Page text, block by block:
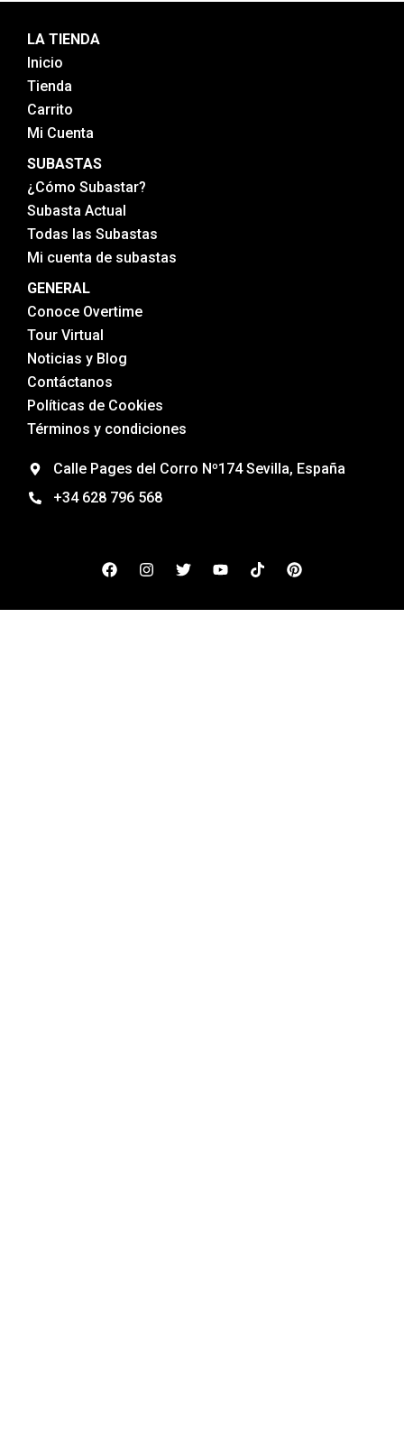
LA TIENDA
Inicio
Tienda
Carrito
Mi Cuenta
SUBASTAS
¿Cómo Subastar?
Subasta Actual
Todas las Subastas
Mi cuenta de subastas
GENERAL
Conoce Overtime
Tour Virtual
Noticias y Blog
Contáctanos
Políticas de Cookies
Términos y condiciones
Calle Pages del Corro Nº174 Sevilla, España
+34 628 796 568